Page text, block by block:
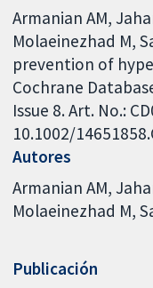
Armanian AM,
Molaeinezhad M,
prevention of
Cochrane
Issue 8. Art. No.:
10.1002/
Autores
Armanian AM
Molaeinezhad M
Publicación